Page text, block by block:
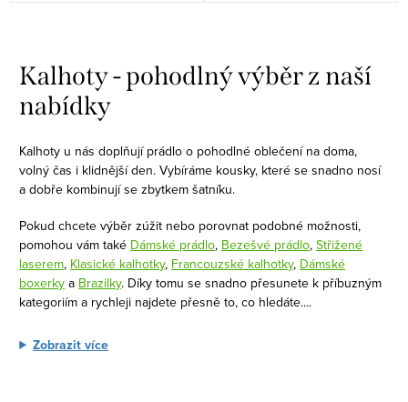
v
l
á
a
c
p
r
v
k
v
Kalhoty - pohodlný výběr z naší
nabídky
Kalhoty u nás doplňují prádlo o pohodlné oblečení na doma,
volný čas i klidnější den. Vybíráme kousky, které se snadno nosí
a dobře kombinují se zbytkem šatníku.
Pokud chcete výběr zúžit nebo porovnat podobné možnosti,
pomohou vám také Dámské prádlo, Bezešvé prádlo,Střižené
laserem, Klasické kalhotky, Francouzské kalhotky, Dámské
boxerky a Brazilky. Díky tomu se snadno přesunete k příbuzným
kategoriím a rychleji najdete přesně to, co hledáte....
Zobrazit více